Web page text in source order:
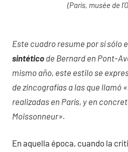
(París, musée de
Este cuadro resume por sí sólo
sintético de Bernard en Pont-
mismo año, este estilo se
de zincografías a las que llamó
realizadas en París, y en
Moissonneur».
En aquella época, cuando la